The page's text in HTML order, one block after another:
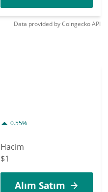
Data provided byCoingeckoAPI
0.55%
Hacim
$1
Alım Satım